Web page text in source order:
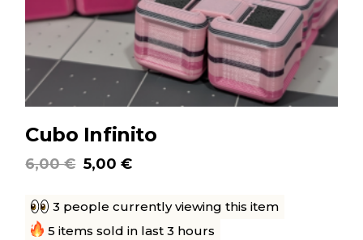
Cubo Infinito
6,00€
Il
originale
era:
6,00 €.
5,00€
Il
attuale
è:
5,00 €.
3 people currently viewing this item
5 items sold in last 3 hours